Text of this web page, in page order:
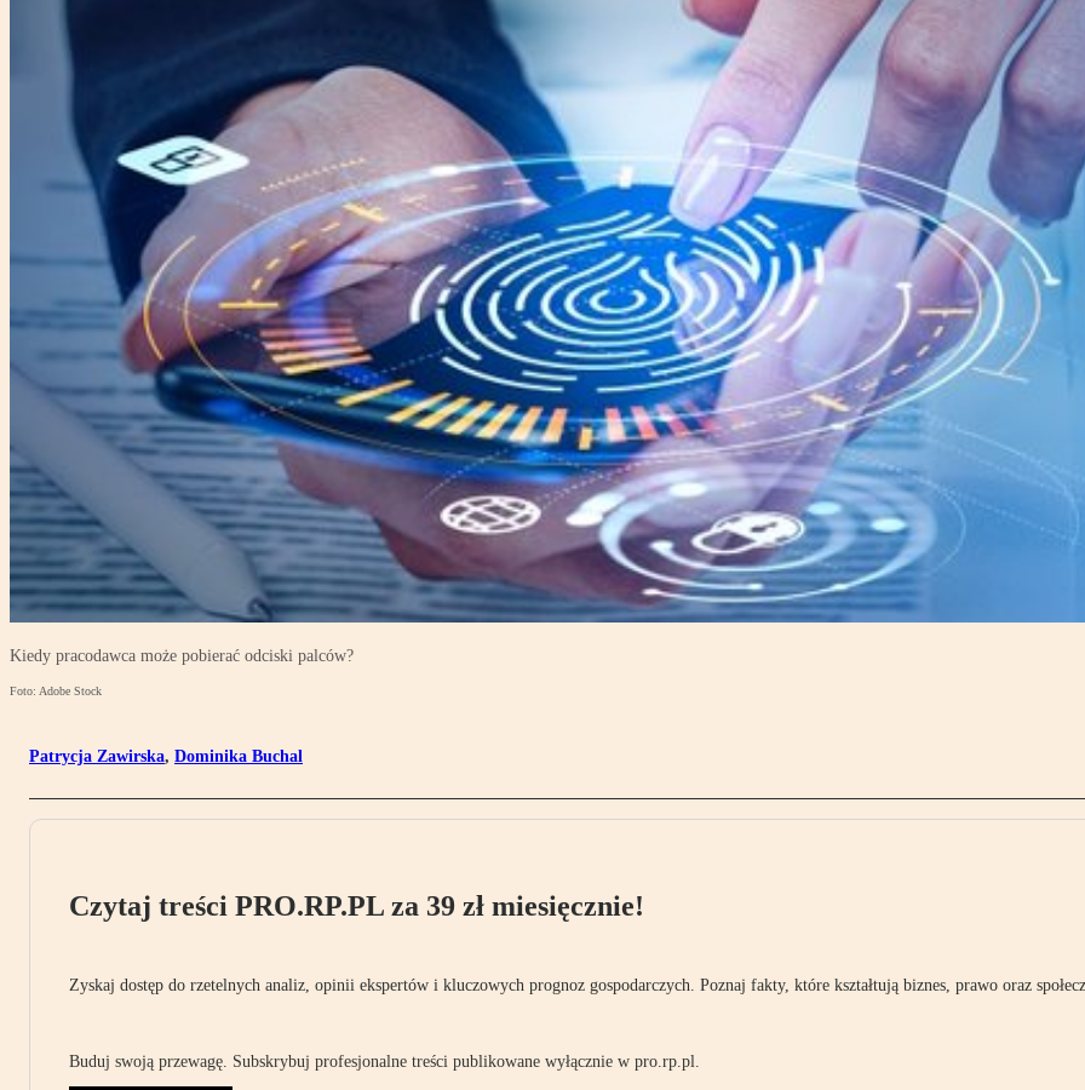
Kiedy pracodawca może pobierać odciski palców?
Foto: Adobe Stock
Patrycja Zawirska, Dominika Buchal
Czytaj treści PRO.RP.PL za 39 zł miesięcznie!
Zyskaj dostęp do rzetelnych analiz, opinii ekspertów i kluczowych prognoz gospodarczych. Poznaj fakty, które kształtują biznes, prawo oraz
Buduj swoją przewagę. Subskrybuj profesjonalne treści publikowane wyłącznie w pro.rp.pl.